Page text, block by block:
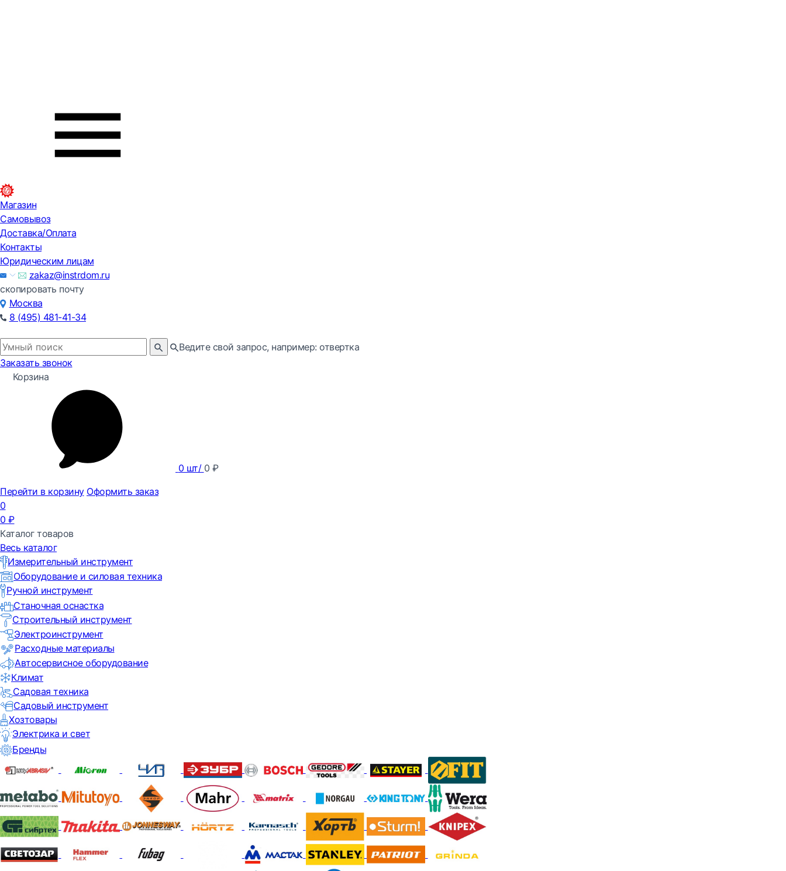
Магазин
Самовывоз
Доставка/Оплата
Контакты
Юридическим лицам
zakaz@instrdom.ru
скопировать почту
Москва
8 (495) 481-41-34
Ведите свой запрос, например: отвертка
Заказать звонок
Корзина
0 шт/ 0 ₽
Перейти в корзину Оформить заказ
0
0 ₽
Каталог товаров
Весь каталог
Измерительный инструмент
Оборудование и силовая техника
Ручной инструмент
Станочная оснастка
Строительный инструмент
Электроинструмент
Расходные материалы
Автосервисное оборудование
Климат
Садовая техника
Садовый инструмент
Хозтовары
Электрика и свет
Бренды